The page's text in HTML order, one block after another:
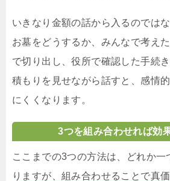
いきなり金額の話から入るのでは
お墓をどうするか、みんなで考え
で切り出し、役所で確認した手続
積もりを見せながら話すと、感情
にくくなります。
3つを組み合わせれば効
ここまでの3つの方法は、どれか一
りますが、組み合わせることで真